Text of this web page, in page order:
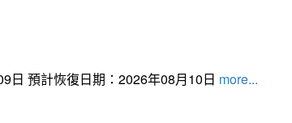
日 預計恢復日期：2026年08月10日 more...